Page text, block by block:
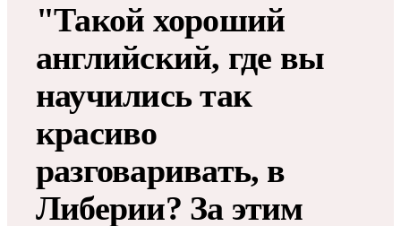
"Такой хороший
английский, где вы
научились так
красиво
разговаривать, в
Либерии? За этим